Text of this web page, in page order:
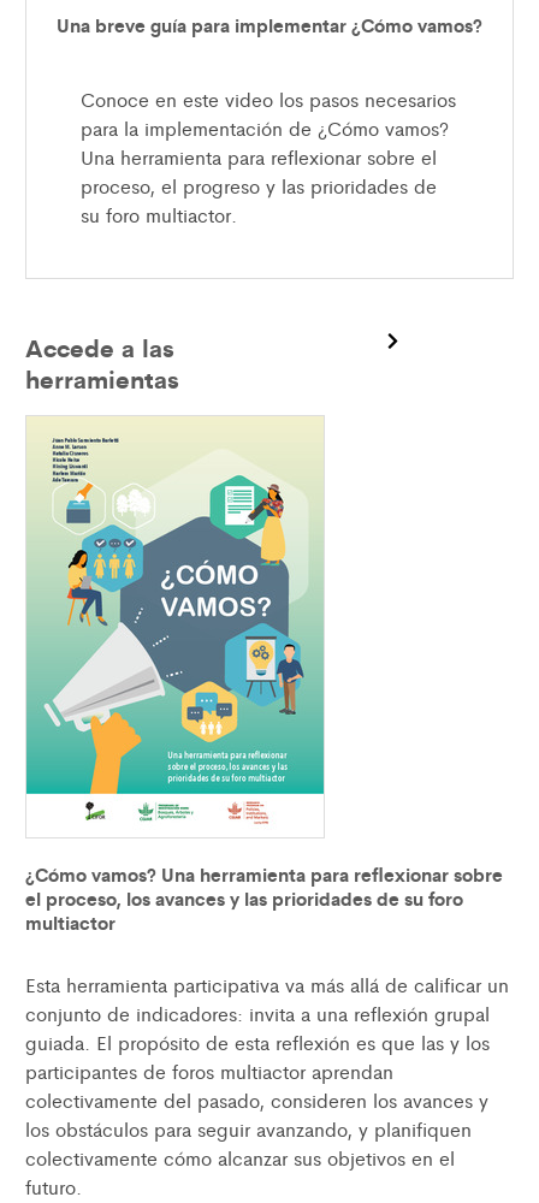
Una breve guía para implementar ¿Cómo vamos?
Conoce en este video los pasos necesarios
para la implementación de ¿Cómo vamos?
Una herramienta para reflexionar sobre el
proceso, el progreso y las prioridades de
su foro multiactor.
Accede a las
herramientas
¿Cómo vamos? Una herramienta para reflexionar sobre
el proceso, los avances y las prioridades de su foro
multiactor
Esta herramienta participativa va más allá de calificar un
conjunto de indicadores: invita a una reflexión grupal
guiada. El propósito de esta reflexión es que las y los
participantes de foros multiactor aprendan
colectivamente del pasado, consideren los avances y
los obstáculos para seguir avanzando, y planifiquen
colectivamente cómo alcanzar sus objetivos en el
futuro.